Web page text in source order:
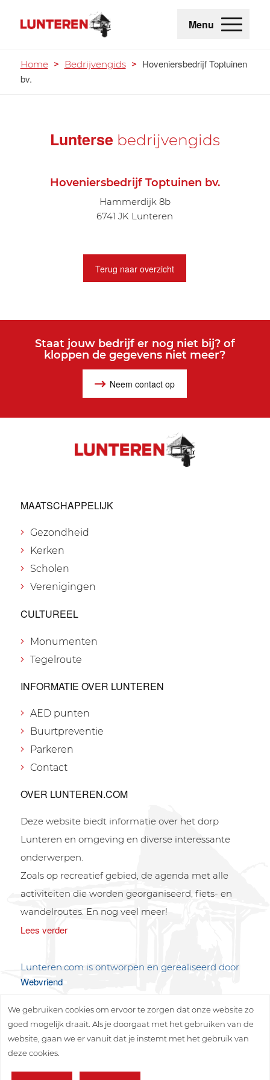
Menu
Home > Bedrijvengids > Hoveniersbedrijf Toptuinen
bv.
Lunterse bedrijvengids
Hoveniersbedrijf Toptuinen bv.
Hammerdijk 8b
6741 JK Lunteren
Terug naar overzicht
Staat jouw bedrijf er nog niet bij? of
kloppen de gegevens niet meer?
Neem contact op
MAATSCHAPPELIJK
Gezondheid
Kerken
Scholen
Verenigingen
CULTUREEL
Monumenten
Tegelroute
INFORMATIE OVER LUNTEREN
AED punten
Buurtpreventie
Parkeren
Contact
OVER LUNTEREN.COM
Deze website biedt informatie over het dorp
Lunteren en omgeving en diverse interessante
onderwerpen.
Zoals op recreatief gebied, de agenda met alle
activiteiten die worden georganiseerd, fiets- en
wandelroutes. En nog veel meer!
Lees verder
Lunteren.com is ontworpen en gerealiseerd door
Webvriend
We gebruiken cookies om ervoor te zorgen dat onze website zo
goed mogelijk draait. Als je doorgaat met het gebruiken van de
website, gaan we er vanuit dat je instemt met het gebruik van
deze cookies.